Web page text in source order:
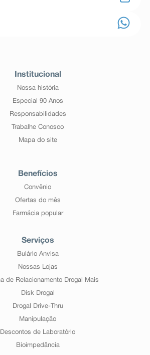
Institucional
Nossa história
Especial 90 Anos
Responsabilidades
Trabalhe Conosco
Mapa do site
Benefícios
Convênio
Ofertas do mês
Farmácia popular
Serviços
Bulário Anvisa
Nossas Lojas
de Relacionamento Drogal Mais
Disk Drogal
Drogal Drive-Thru
Manipulação
Descontos de Laboratório
Bioimpedância